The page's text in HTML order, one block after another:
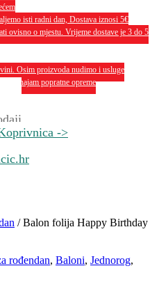
isti radni dan, Dostava iznosi 5€
ovisno o mjestu. Vrijeme dostave je 3 do 5
Osim proizvoda nudimo i usluge
te najam popratne opreme
->
/ Balon folija Happy Birthday
rođendan, Baloni, Jednorog,